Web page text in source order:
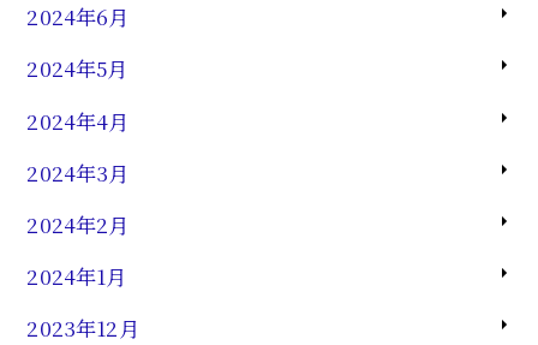
2024年6月
2024年5月
2024年4月
2024年3月
2024年2月
2024年1月
2023年12月